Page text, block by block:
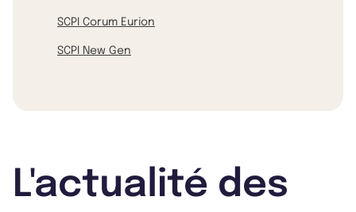
SCPI Corum Eurion
SCPI New Gen
L'actualité des